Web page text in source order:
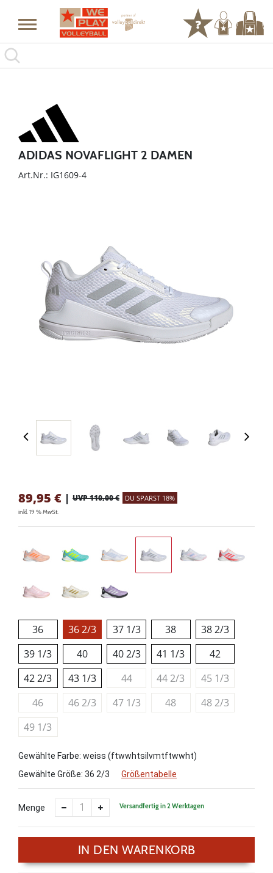
ADIDAS NOVAFLIGHT 2 DAMEN
Art.Nr.: IG1609-4
89,95 € | UVP 110,00 € DU SPARST 18%
inkl. 19 % MwSt.
36 36 2/3 37 1/3 38
38 2/3
39 1/3
40 40 2/3 41 1/3
42
42 2/3
43 1/3 44 44 2/3
45 1/3
46
46 2/3 47 1/3 48
48 2/3
49 1/3
Gewählte Farbe: weiss (ftwwhtsilvmtftwwht)
Gewählte Größe: 36 2/3 Größentabelle
Menge Versandfertig in 2 Werktagen
IN DEN WARENKORB